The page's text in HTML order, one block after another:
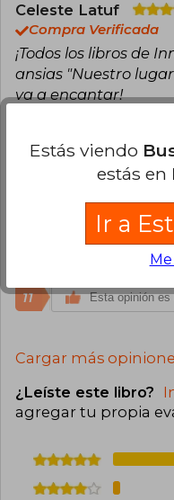
Celeste Latuf
Compra Verificada
¡Todos los libros de
ansias "Nuestro lugar
va a encantar!
Agusta Zambrano
Enero, 2025
Compra Verificada
Amo todos los libros
siendo de Ecuador
11 Esta opinión es
Cargar más
¿Leíste este libro?
agregar tu propia
Estás viendo
estás en
Ir a